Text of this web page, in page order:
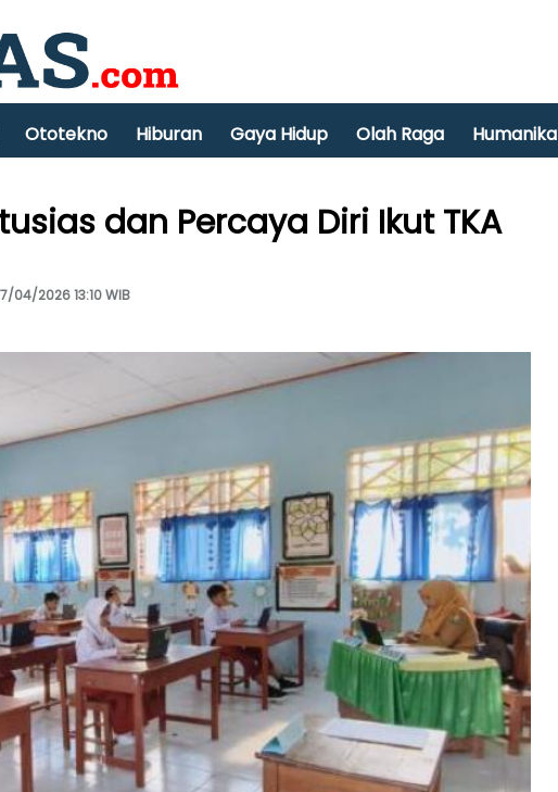
Ototekno Hiburan Gaya Hidup Olah Raga Humanika
dan Percaya Diri Ikut TKA
04/2026 13:10 WIB